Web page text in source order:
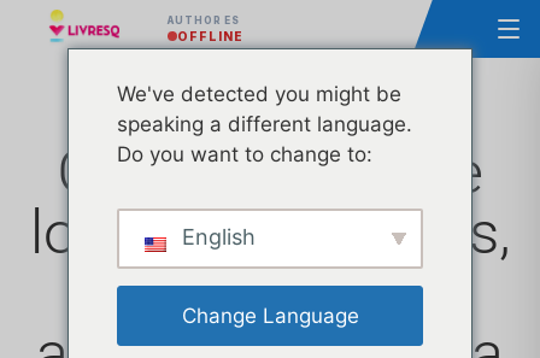
AUTHOR ES
OFFLINE
Gamificación de
los REA: ejemplos,
teorías y
We've detected you might be
speaking a different language.
Do you want to change to:
English
Change Language